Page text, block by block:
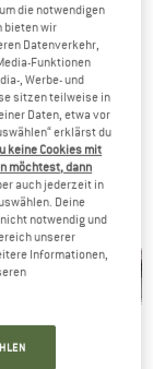
die notwendigen
bieten wir
Datenverkehr,
Funktionen
, Werbe- und
sitzen teilweise in
Daten, etwa vor
erklärst du
keine Cookies mit
möchtest, dann
auch jederzeit in
Deine
notwendig und
unserer
Informationen,